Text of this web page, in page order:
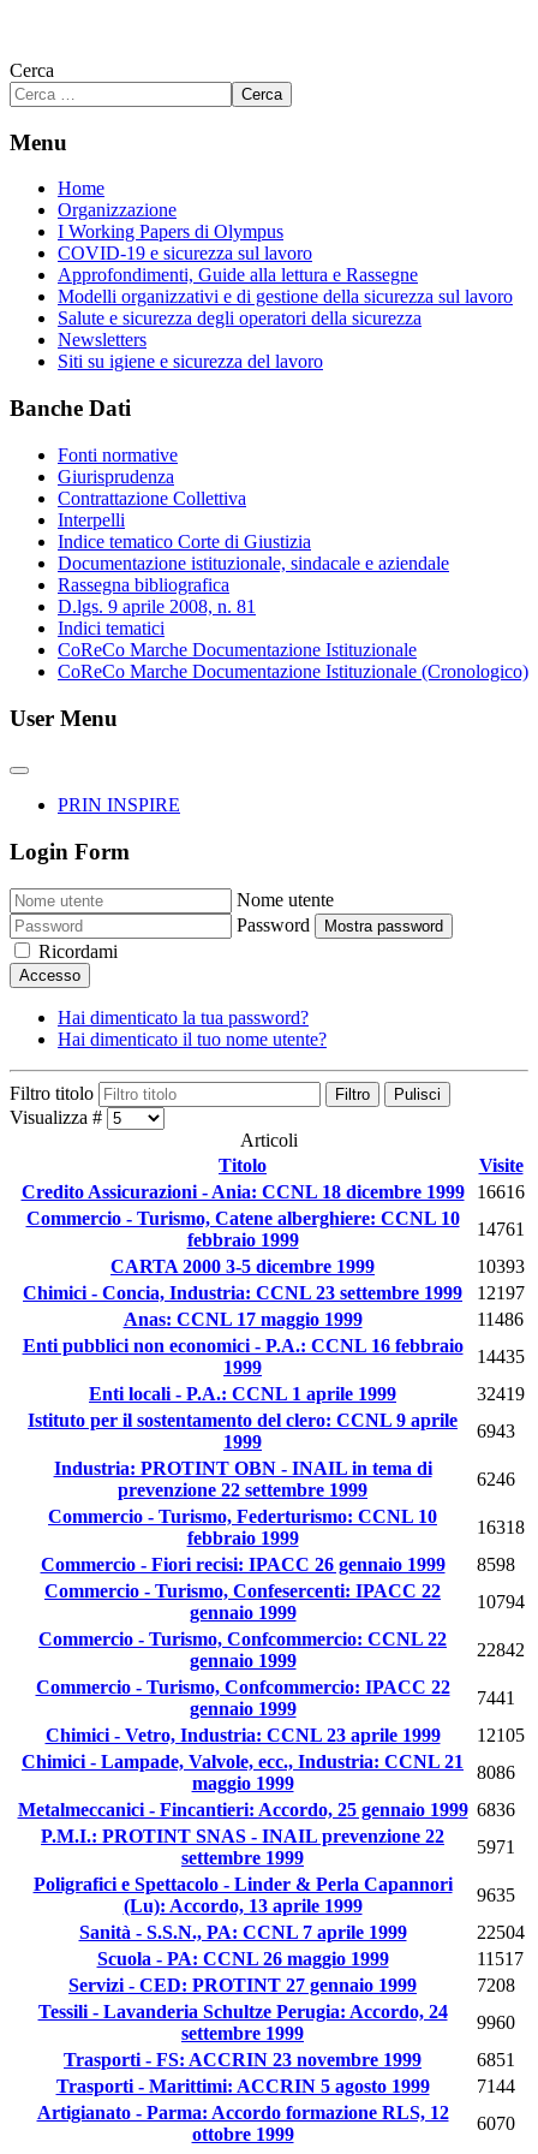
Cerca
Cerca
Menu
Home
Organizzazione
I Working Papers di Olympus
COVID-19 e sicurezza sul lavoro
Approfondimenti, Guide alla lettura e Rassegne
Modelli organizzativi e di gestione della sicurezza sul lavoro
Salute e sicurezza degli operatori della sicurezza
Newsletters
Siti su igiene e sicurezza del lavoro
Banche Dati
Fonti normative
Giurisprudenza
Contrattazione Collettiva
Interpelli
Indice tematico Corte di Giustizia
Documentazione istituzionale, sindacale e aziendale
Rassegna bibliografica
D.lgs. 9 aprile 2008, n. 81
Indici tematici
CoReCo Marche Documentazione Istituzionale
CoReCo Marche Documentazione Istituzionale (Cronologico)
User Menu
PRIN INSPIRE
Login Form
Nome utente
Password
Mostra password
Ricordami
Accesso
Hai dimenticato la tua password?
Hai dimenticato il tuo nome utente?
Filtro titolo Filtro Pulisci
Visualizza #
Articoli
Titolo
Visite
Credito Assicurazioni - Ania: CCNL 18 dicembre 1999
16616
Commercio - Turismo, Catene alberghiere: CCNL 10
febbraio 1999
14761
CARTA 2000 3-5 dicembre 1999
10393
Chimici - Concia, Industria: CCNL 23 settembre 1999
12197
Anas: CCNL 17 maggio 1999
11486
Enti pubblici non economici - P.A.: CCNL 16 febbraio
1999
14435
Enti locali - P.A.: CCNL 1 aprile 1999
32419
Istituto per il sostentamento del clero: CCNL 9 aprile
1999
6943
Industria: PROTINT OBN - INAIL in tema di
prevenzione 22 settembre 1999
6246
Commercio - Turismo, Federturismo: CCNL 10
febbraio 1999
16318
Commercio - Fiori recisi: IPACC 26 gennaio 1999
8598
Commercio - Turismo, Confesercenti: IPACC 22
gennaio 1999
10794
Commercio - Turismo, Confcommercio: CCNL 22
gennaio 1999
22842
Commercio - Turismo, Confcommercio: IPACC 22
gennaio 1999
7441
Chimici - Vetro, Industria: CCNL 23 aprile 1999
12105
Chimici - Lampade, Valvole, ecc., Industria: CCNL 21
maggio 1999
8086
Metalmeccanici - Fincantieri: Accordo, 25 gennaio 1999 6836
P.M.I.: PROTINT SNAS - INAIL prevenzione 22
settembre 1999
5971
Poligrafici e Spettacolo - Linder & Perla Capannori
(Lu): Accordo, 13 aprile 1999
9635
Sanità - S.S.N., PA: CCNL 7 aprile 1999
22504
Scuola - PA: CCNL 26 maggio 1999
11517
Servizi - CED: PROTINT 27 gennaio 1999
7208
Tessili - Lavanderia Schultze Perugia: Accordo, 24
settembre 1999
9960
Trasporti - FS: ACCRIN 23 novembre 1999
6851
Trasporti - Marittimi: ACCRIN 5 agosto 1999
7144
Artigianato - Parma: Accordo formazione RLS, 12
ottobre 1999
6070